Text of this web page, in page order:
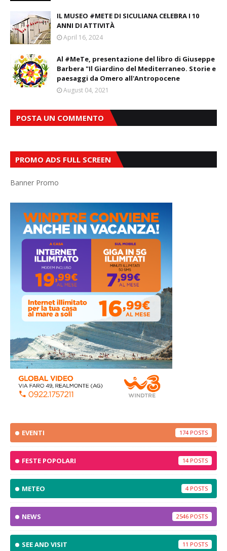
IL MUSEO #METE DI SICULIANA CELEBRA I 10
ANNI DI ATTIVITÀ
April 16, 2024
Al #MeTe, presentazione del libro di Giuseppe
Barbera "Il Giardino del Mediterraneo. Storie e
paesaggi da Omero all'Antropocene
August 04, 2021
POSTA UN COMMENTO
PROMO ADS FULL SCREEN
Banner Promo
EVENTI 174
FESTE POPOLARI 14
METEO 4
NEWS 2546
SEE AND VISIT 11